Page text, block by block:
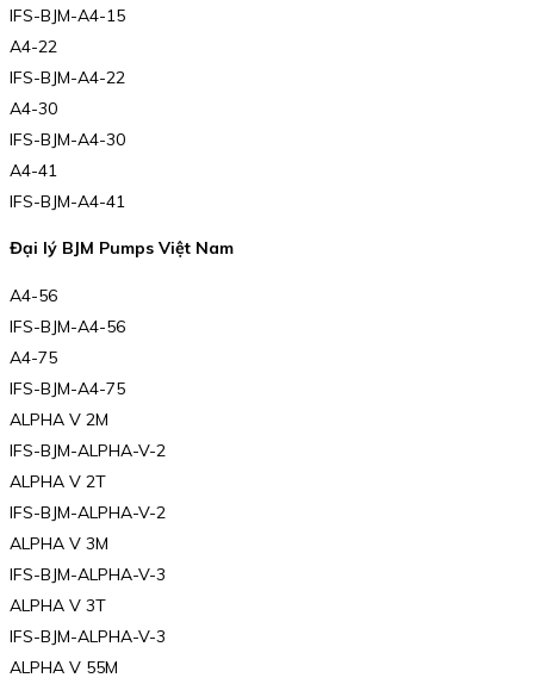
IFS-BJM-A4-15
A4-22
IFS-BJM-A4-22
A4-30
IFS-BJM-A4-30
A4-41
IFS-BJM-A4-41
Đại lý BJM Pumps Việt Nam
A4-56
IFS-BJM-A4-56
A4-75
IFS-BJM-A4-75
ALPHA V 2M
IFS-BJM-ALPHA-V-2
ALPHA V 2T
IFS-BJM-ALPHA-V-2
ALPHA V 3M
IFS-BJM-ALPHA-V-3
ALPHA V 3T
IFS-BJM-ALPHA-V-3
ALPHA V 55M